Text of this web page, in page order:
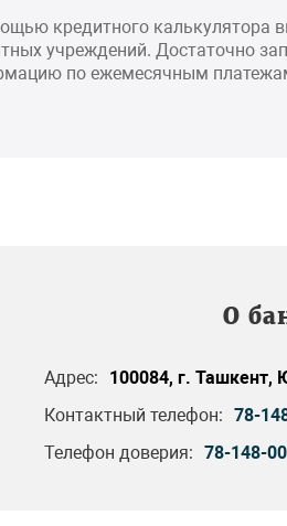
кредитного калькулятора
учреждений. Достаточно
по ежемесячным
О
Адрес:
100084, г. Ташкент,
Контактный телефон: 78-
Телефон доверия: 78-148-